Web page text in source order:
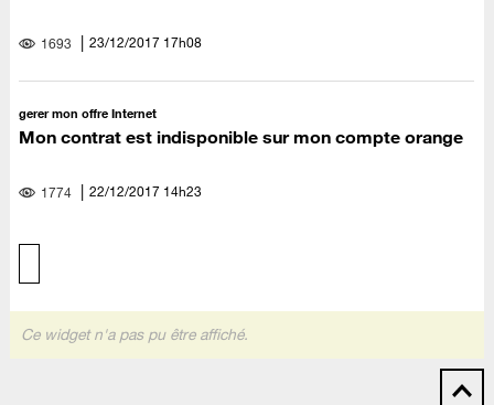
1693 ‎23/12/2017 17h08
gerer mon offre Internet
Mon contrat est indisponible sur mon compte orange
1774 ‎22/12/2017 14h23
Ce widget n'a pas pu être affiché.